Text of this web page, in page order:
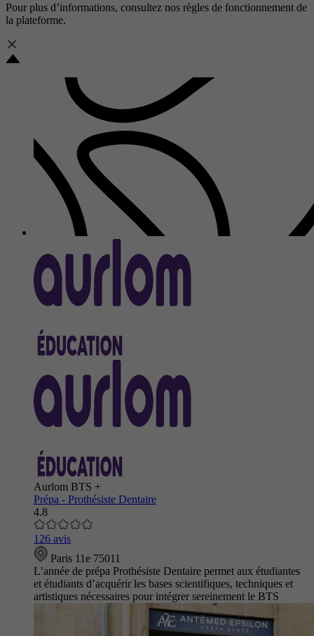
Pour plus d’informations, consultez nos règles de fonctionnement de
la plateforme.
Aurlom BTS +
Prépa - Prothésiste Dentaire
4.8
126 avis
Paris 11e 75011
L’année de prépa Prothésiste Dentaire permet aux étudiantes
et étudiants d’acquérir les bases scientifiques, techniques et
artistiques nécessaires pour intégrer sereinement le BTS